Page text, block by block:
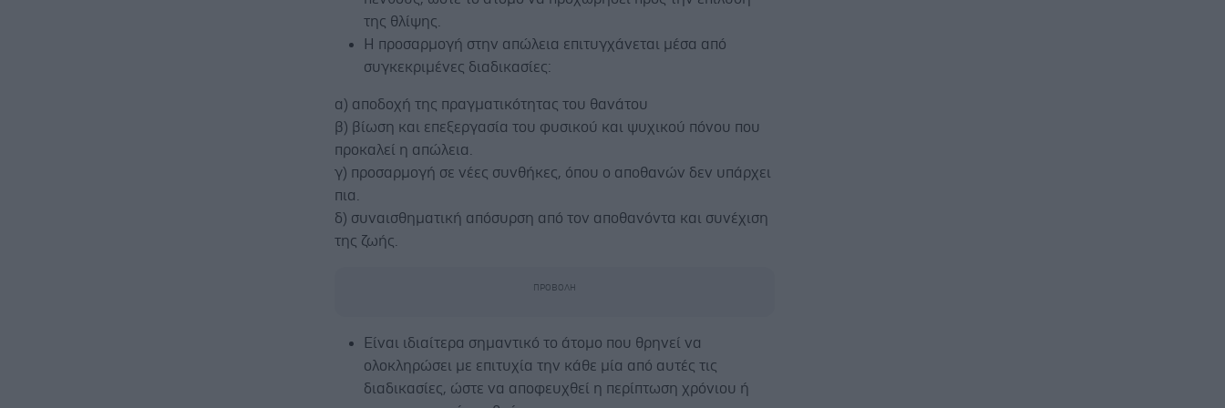
της θλίψης.
Η προσαρμογή στην απώλεια επιτυγχάνεται μέσα από
συγκεκριμένες διαδικασίες:
α) αποδοχή της πραγματικότητας του θανάτου
β) βίωση και επεξεργασία του φυσικού και ψυχικού πόνου που
προκαλεί η απώλεια.
γ) προσαρμογή σε νέες συνθήκες, όπου ο αποθανών δεν υπάρχει
πια.
δ) συναισθηματική απόσυρση από τον αποθανόντα και συνέχιση
της ζωής.
Είναι ιδιαίτερα σημαντικό το άτομο που θρηνεί να
ολοκληρώσει με επιτυχία την κάθε μία από αυτές τις
διαδικασίες, ώστε να αποφευχθεί η περίπτωση χρόνιου ή